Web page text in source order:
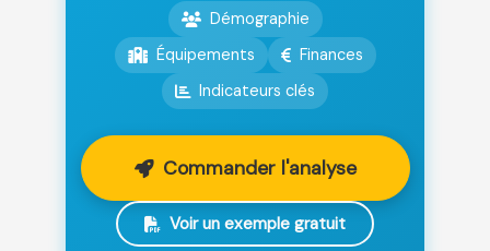
Démographie
Équipements
Finances
Indicateurs clés
Commander l'analyse
Voir un exemple gratuit